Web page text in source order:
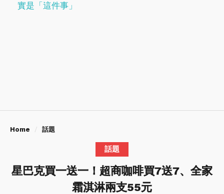
實是「這件事」
Home 話題
話題
星巴克買一送一！超商咖啡買7送7、全家
霜淇淋兩支55元